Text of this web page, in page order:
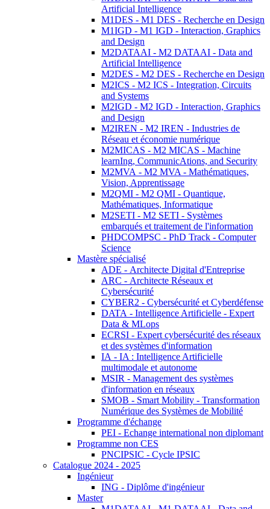
Artificial Intelligence
M1DES - M1 DES - Recherche en Design
M1IGD - M1 IGD - Interaction, Graphics
and Design
M2DATAAI - M2 DATAAI - Data and
Artificial Intelligence
M2DES - M2 DES - Recherche en Design
M2ICS - M2 ICS - Integration, Circuits
and Systems
M2IGD - M2 IGD - Interaction, Graphics
and Design
M2IREN - M2 IREN - Industries de
Réseau et économie numérique
M2MICAS - M2 MICAS - Machine
learnIng, CommunicAtions, and Security
M2MVA - M2 MVA - Mathématiques,
Vision, Apprentissage
M2QMI - M2 QMI - Quantique,
Mathématiques, Informatique
M2SETI - M2 SETI - Systèmes
embarqués et traitement de l'information
PHDCOMPSC - PhD Track - Computer
Science
Mastère spécialisé
ADE - Architecte Digital d'Entreprise
ARC - Architecte Réseaux et
Cybersécurité
CYBER2 - Cybersécurité et Cyberdéfense
DATA - Intelligence Artificielle - Expert
Data & MLops
ECRSI - Expert cybersécurité des réseaux
et des systèmes d'information
IA - IA : Intelligence Artificielle
multimodale et autonome
MSIR - Management des systèmes
d'information en réseaux
SMOB - Smart Mobility - Transformation
Numérique des Systèmes de Mobilité
Programme d'échange
PEI - Echange international non diplomant
Programme non CES
PNCIPSIC - Cycle IPSIC
Catalogue 2024 - 2025
Ingénieur
ING - Diplôme d'ingénieur
Master